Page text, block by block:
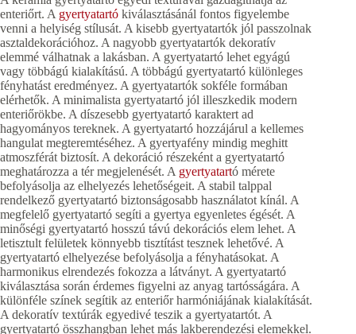
enteriőrt. A gyertyatartó kiválasztásánál fontos figyelembe
venni a helyiség stílusát. A kisebb gyertyatartók jól passzolnak
asztaldekorációhoz. A nagyobb gyertyatartók dekoratív
elemmé válhatnak a lakásban. A gyertyatartó lehet egyágú
vagy többágú kialakítású. A többágú gyertyatartó különleges
fényhatást eredményez. A gyertyatartók sokféle formában
elérhetők. A minimalista gyertyatartó jól illeszkedik modern
enteriőrökbe. A díszesebb gyertyatartó karaktert ad
hagyományos tereknek. A gyertyatartó hozzájárul a kellemes
hangulat megteremtéséhez. A gyertyafény mindig meghitt
atmoszférát biztosít. A dekoráció részeként a gyertyatartó
meghatározza a tér megjelenését. Agyertyatartó mérete
befolyásolja az elhelyezés lehetőségeit. A stabil talppal
rendelkező gyertyatartó biztonságosabb használatot kínál. A
megfelelő gyertyatartó segíti a gyertya egyenletes égését. A
minőségi gyertyatartó hosszú távú dekorációs elem lehet. A
letisztult felületek könnyebb tisztítást tesznek lehetővé. A
gyertyatartó elhelyezése befolyásolja a fényhatásokat. A
harmonikus elrendezés fokozza a látványt. A gyertyatartó
kiválasztása során érdemes figyelni az anyag tartósságára. A
különféle színek segítik az enteriőr harmóniájának kialakítását.
A dekoratív textúrák egyedivé teszik a gyertyatartót. A
gyertyatartó összhangban lehet más lakberendezési elemekkel.